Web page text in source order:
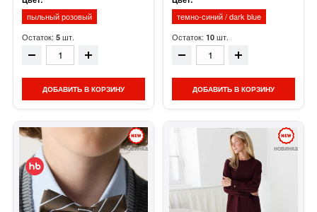
пыльный розовый
Остаток: 5 шт.
ДОБАВИТЬ В КОРЗИНУ
темно-синий / dark blue
Остаток: 10 шт.
ДОБАВИТЬ В КОРЗИНУ
новинка новинка